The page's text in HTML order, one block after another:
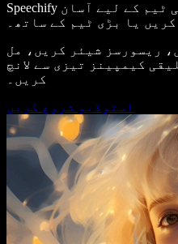
Speechify اسٹوڈیو ہر قسم کی تخلیقی ٹیم کے لیے آسان
یا بڑی ٹیم کے ساتھ۔
ریسورسز شیئر کریں، مل
کیمپینز تیزی سے لانچ
کریں۔
اسٹوڈیو شروع کریں